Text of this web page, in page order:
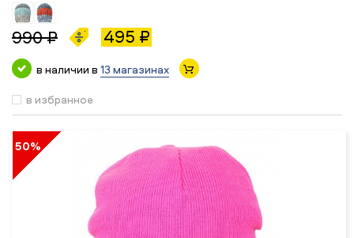
990 ₽ 495 ₽
в наличии в 13 магазинах
в избранное
50%